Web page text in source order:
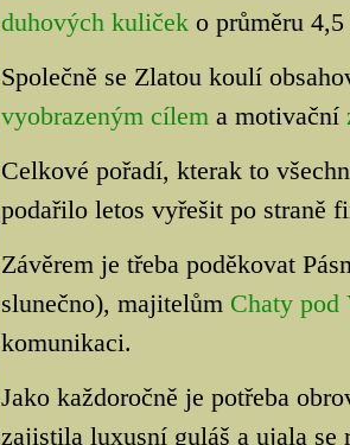
duhových kuličeko průměru 4,5
Společně se Zlatou koulí
vyobrazeným cílema motivační
Celkové pořadí, kterak to
podařilo letos vyřešit po straně
Závěrem je třeba poděkovat
slunečno), majitelům Chaty pod
komunikaci.
Jako každoročně je potřeba
zajistila luxusní guláš a ujala se